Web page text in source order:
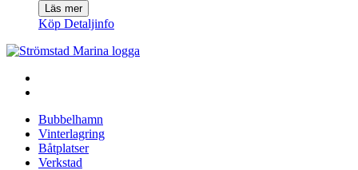
Läs mer
Köp Detaljinfo
Bubbelhamn
Vinterlagring
Båtplatser
Verkstad